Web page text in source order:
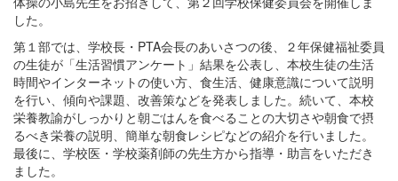
した。
第１部では、学校長・PTA会長のあいさつの後、２年保健福祉委員
の生徒が「生活習慣アンケート」結果を公表し、本校生徒の生活
時間やインターネットの使い方、食生活、健康意識について説明
を行い、傾向や課題、改善策などを発表しました。続いて、本校
栄養教諭がしっかりと朝ごはんを食べることの大切さや朝食で摂
るべき栄養の説明、簡単な朝食レシピなどの紹介を行いました。
最後に、学校医・学校薬剤師の先生方から指導・助言をいただき
ました。